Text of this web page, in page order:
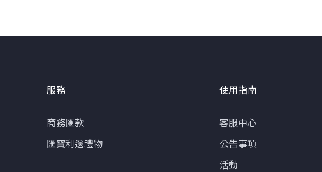
服務
商務匯款
匯寶利送禮物
使用指南
客服中心
公告事項
活動